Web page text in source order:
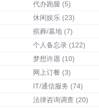
代办跑腿 (5)
休闲娱乐 (23)
殡葬/墓地 (7)
个人备忘录 (122)
梦想许愿 (10)
网上订餐 (3)
IT/通信服务 (74)
法律咨询调查 (20)